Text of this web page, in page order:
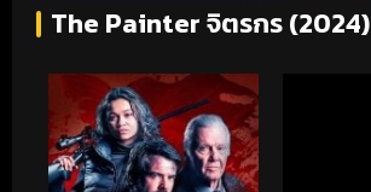
The Painter จิตรกร (2024)